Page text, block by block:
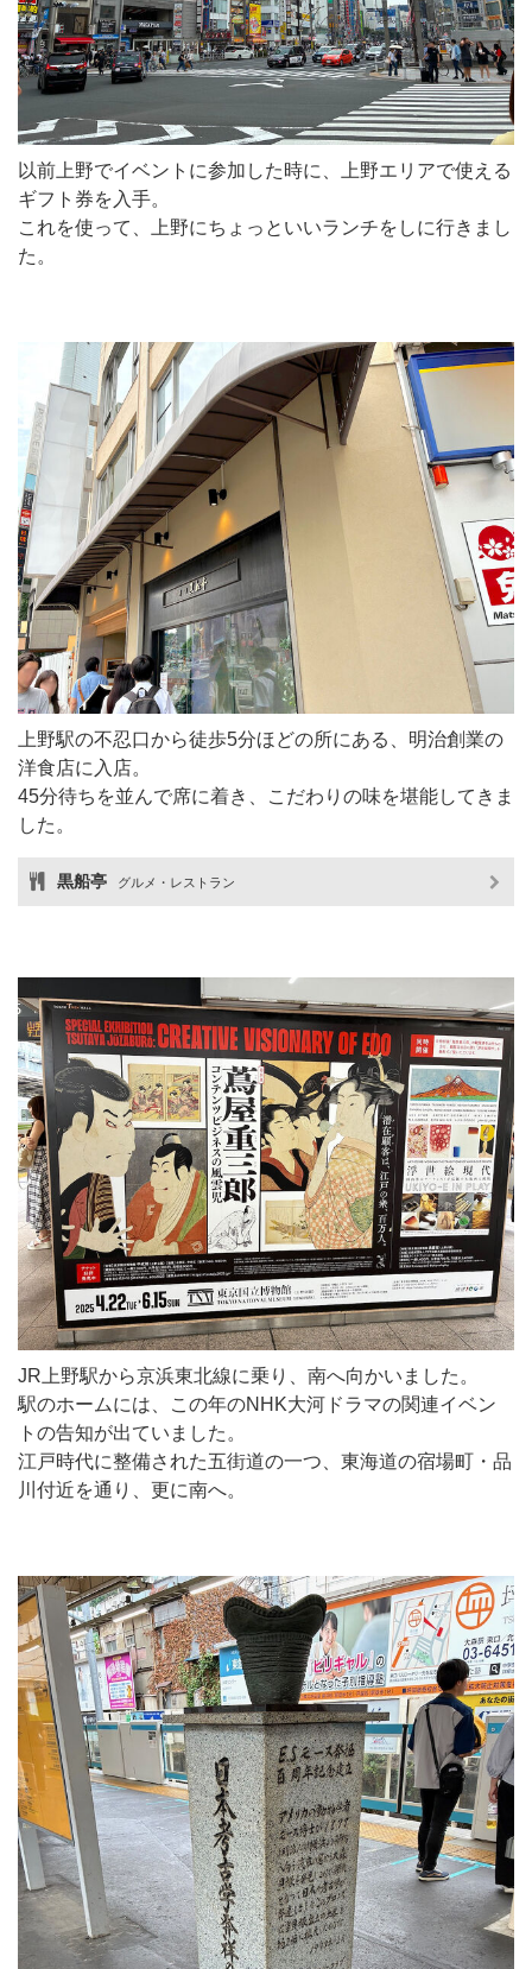
以前上野でイベントに参加した時に、上野エリアで使える
ギフト券を入手。
これを使って、上野にちょっといいランチをしに行きまし
た。
上野駅の不忍口から徒歩5分ほどの所にある、明治創業の
洋食店に入店。
45分待ちを並んで席に着き、こだわりの味を堪能してきま
した。
黒船亭 グルメ・レストラン
JR上野駅から京浜東北線に乗り、南へ向かいました。
駅のホームには、この年のNHK大河ドラマの関連イベン
トの告知が出ていました。
江戸時代に整備された五街道の一つ、東海道の宿場町・品
川付近を通り、更に南へ。